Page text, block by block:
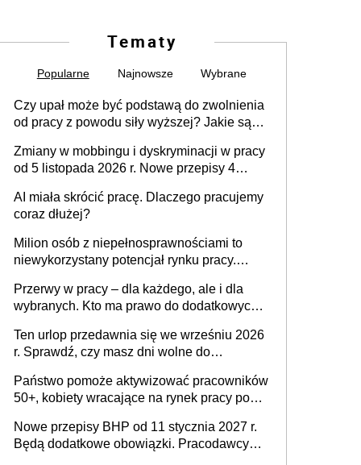
Tematy
Popularne Najnowsze Wybrane
Czy upał może być podstawą do zwolnienia
od pracy z powodu siły wyższej? Jakie są
Zmiany w mobbingu i dyskryminacji w pracy
od 5 listopada 2026 r. Nowe przepisy 4
Ustaw
AI miała skrócić pracę. Dlaczego pracujemy
coraz dłużej?
Milion osób z niepełnosprawnościami to
niewykorzystany potencjał rynku pracy.
dofinansowań czy refundacji, ale bariery po
stronie systemu i świadomości
pracodawców [WYWIAD]
Przerwy w pracy – dla każdego, ale i dla
wybranych. Kto ma prawo do dodatkowych
Ten urlop przedawnia się we wrześniu 2026
r. Sprawdź, czy masz dni wolne do
Państwo pomoże aktywizować pracowników
50+, kobiety wracające na rynek pracy po
osoby neuroatypowe. Powstanie Fundusz
na rzecz Inkluzywności w Zatrudnianiu?
Nowe przepisy BHP od 11 stycznia 2027 r.
Będą dodatkowe obowiązki. Pracodawcy